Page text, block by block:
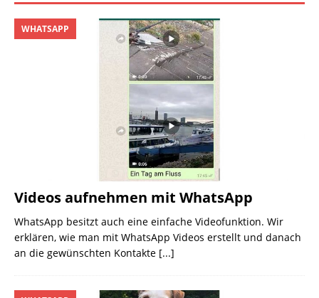
Videos aufnehmen mit WhatsApp
WHATSAPP
WhatsApp besitzt auch eine einfache Videofunktion. Wir
erklären, wie man mit WhatsApp Videos erstellt und danach
an die gewünschten Kontakte [...]